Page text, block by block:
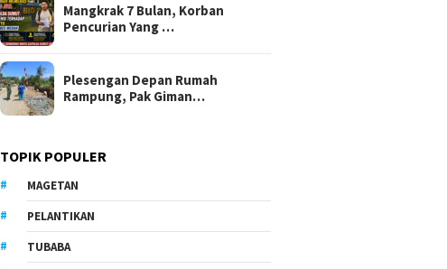
Mangkrak 7 Bulan, Korban
Pencurian Yang …
Plesengan Depan Rumah
Rampung, Pak Giman…
TOPIK POPULER
MAGETAN
PELANTIKAN
TUBABA